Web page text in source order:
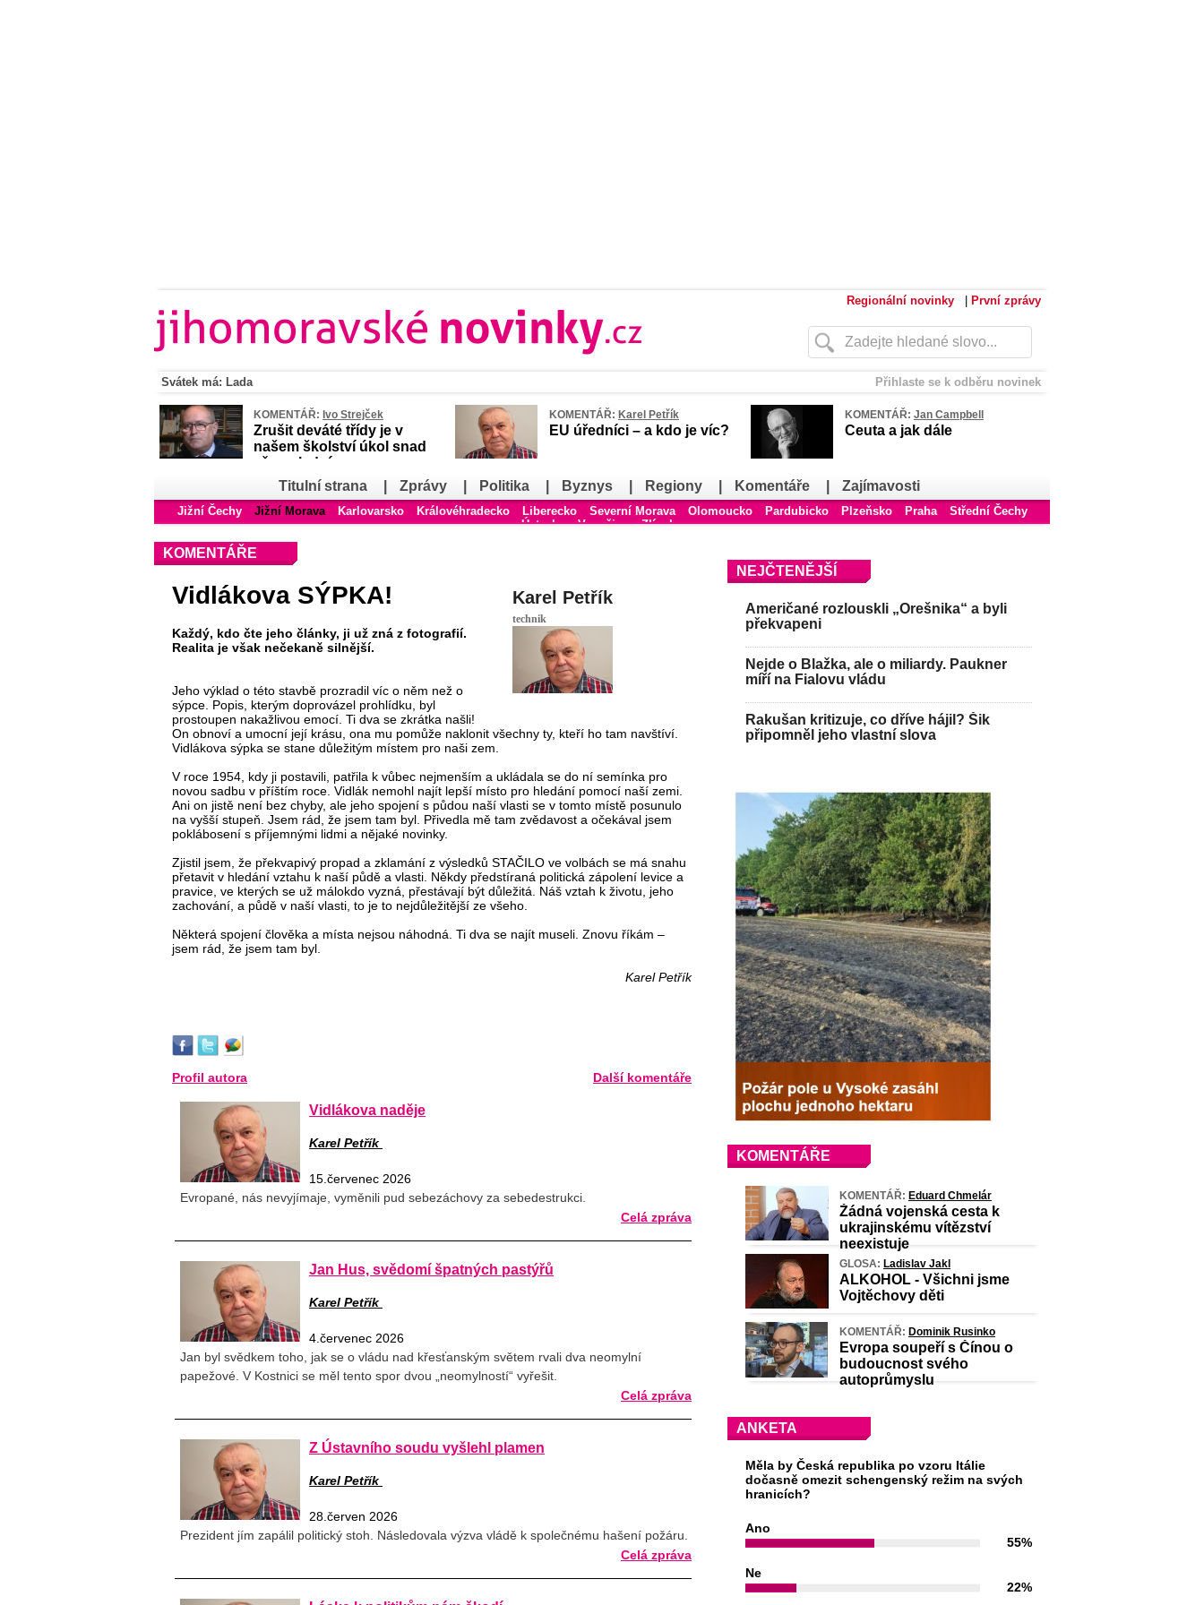
Regionální novinky První zprávy
Přihlaste se k odběru novinek
Svátek má: Lada
KOMENTÁŘ: Ivo Strejček
Zrušit deváté třídy je v
našem školství úkol snad
až poslední
KOMENTÁŘ: Karel Petřík
EU úředníci – a kdo je víc?
KOMENTÁŘ: Jan Campbell
Ceuta a jak dále
Titulní strana Zprávy Politika Byznys Regiony Komentáře Zajímavosti
Jižní Čechy Jižní Morava Karlovarsko Královéhradecko Liberecko Severní Morava Olomoucko Pardubicko Plzeňsko Praha
Střední Čechy
Ústecko
Vysočina Zlínsko
KOMENTÁŘE
Karel Petřík
technik
Vidlákova SÝPKA!
Každý, kdo čte jeho články, ji už zná z fotografií.
Realita je však nečekaně silnější.
Jeho výklad o této stavbě prozradil víc o něm než o
sýpce. Popis, kterým doprovázel prohlídku, byl
prostoupen nakažlivou emocí. Ti dva se zkrátka našli!
On obnoví a umocní její krásu, ona mu pomůže naklonit všechny ty, kteří ho tam navštíví.
Vidlákova sýpka se stane důležitým místem pro naši zem.
V roce 1954, kdy ji postavili, patřila k vůbec nejmenším a ukládala se do ní semínka pro
novou sadbu v příštím roce. Vidlák nemohl najít lepší místo pro hledání pomocí naší zemi.
Ani on jistě není bez chyby, ale jeho spojení s půdou naší vlasti se v tomto místě posunulo
na vyšší stupeň. Jsem rád, že jsem tam byl. Přivedla mě tam zvědavost a očekával jsem
poklábosení s příjemnými lidmi a nějaké novinky.
Zjistil jsem, že překvapivý propad a zklamání z výsledků STAČILO ve volbách se má snahu
přetavit v hledání vztahu k naší půdě a vlasti. Někdy předstíraná politická zápolení levice a
pravice, ve kterých se už málokdo vyzná, přestávají být důležitá. Náš vztah k životu, jeho
zachování, a půdě v naší vlasti, to je to nejdůležitější ze všeho.
Některá spojení člověka a místa nejsou náhodná. Ti dva se najít museli. Znovu říkám –
jsem rád, že jsem tam byl.
Karel Petřík
Profil autora Další komentáře
Vidlákova naděje
Karel Petřík
15.červenec 2026
Evropané, nás nevyjímaje, vyměnili pud sebezáchovy za sebedestrukci.
Celá zpráva
Jan Hus, svědomí špatných pastýřů
Karel Petřík
4.červenec 2026
Jan byl svědkem toho, jak se o vládu nad křesťanským světem rvali dva neomylní
papežové. V Kostnici se měl tento spor dvou „neomylností“ vyřešit.
Celá zpráva
Z Ústavního soudu vyšlehl plamen
Karel Petřík
28.červen 2026
Prezident jím zapálil politický stoh. Následovala výzva vládě k společnému hašení požáru.
Celá zpráva
NEJČTENĚJŠÍ
Američané rozlouskli „Orešnika“ a byli
překvapeni
Nejde o Blažka, ale o miliardy. Paukner
míří na Fialovu vládu
Rakušan kritizuje, co dříve hájil? Šik
připomněl jeho vlastní slova
KOMENTÁŘE
KOMENTÁŘ: Eduard Chmelár
Žádná vojenská cesta k
ukrajinskému vítězství
neexistuje
GLOSA: Ladislav Jakl
ALKOHOL - Všichni jsme
Vojtěchovy děti
KOMENTÁŘ: Dominik Rusinko
Evropa soupeří s Čínou o
budoucnost svého
autoprůmyslu
ANKETA
Měla by Česká republika po vzoru Itálie
dočasně omezit schengenský režim na svých
hranicích?
Ano
55%
Ne
22%